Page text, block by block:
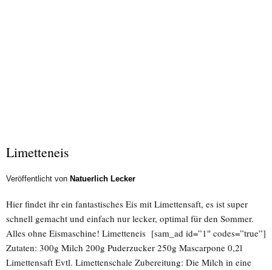
Limetteneis
Veröffentlicht von Natuerlich Lecker
Hier findet ihr ein fantastisches Eis mit Limettensaft, es ist super
schnell gemacht und einfach nur lecker, optimal für den Sommer.
Alles ohne Eismaschine! Limetteneis [sam_ad id=”1″ codes=”true”]
Zutaten: 300g Milch 200g Puderzucker 250g Mascarpone 0,2l
Limettensaft Evtl. Limettenschale Zubereitung: Die Milch in eine